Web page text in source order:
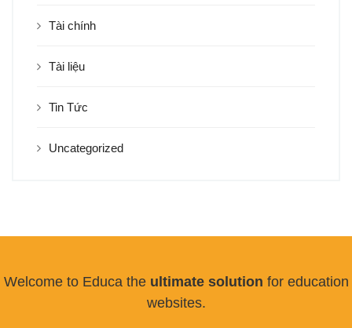
Tài chính
Tài liệu
Tin Tức
Uncategorized
Welcome to Educa the ultimate solution for education
websites.